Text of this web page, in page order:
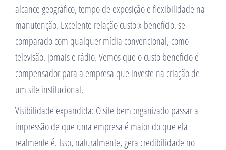
alcance geográfico, tempo de exposição e flexibilidade na
manutenção. Excelente relação custo x benefício, se
comparado com qualquer mídia convencional, como
televisão, jornais e rádio. Vemos que o custo benefício é
compensador para a empresa que investe na criação de
um site institucional.
Visibilidade expandida: O site bem organizado passar a
impressão de que uma empresa é maior do que ela
realmente é. Isso, naturalmente, gera credibilidade no